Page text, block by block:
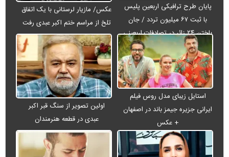
پایان طرح ترافیکی اربعین پلیس
با ثبت ۶۷ میلیون تردد / جان
باختن ۲۴ زائر در تصادفات اربعینی
عکس/ مازیار لرستانی با یک اتفاق
تلخ از مراسم ختم اکبر عبدی رفت
استایل زیبای مدل روس فیلم
ایرانی جزیره جیمز باند در اصفهان
+ عکس
اولین تصویر از سنگ قبر اکبر
عبدی در قطعه هنرمندان